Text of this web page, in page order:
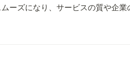
ーズになり、サービスの質や企業